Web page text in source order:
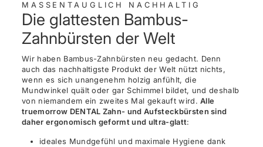
MASSENTAUGLICH NACHHALTIG
Die glattesten Bambus-
Zahnbürsten der Welt
Wir haben Bambus-Zahnbürsten neu gedacht. Denn
auch das nachhaltigste Produkt der Welt nützt nichts,
wenn es sich unangenehm holzig anfühlt, die
Mundwinkel quält oder gar Schimmel bildet, und deshalb
von niemandem ein zweites Mal gekauft wird.Alle
truemorrow DENTAL Zahn- und Aufsteckbürsten sind
daher ergonomisch geformt und ultra-glatt:
ideales Mundgefühl und maximale Hygiene dank